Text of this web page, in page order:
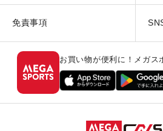
免責事項
お買い物が便利に！メガス